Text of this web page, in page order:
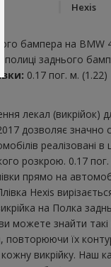
Hexis
бампера на BMW
полиці заднього
0.17 пог. м. (1.22)
лекал (викрійок)
дозволяє значно
реалізовані
розкрою. 0.17 пог.
прямо на
Hexis
на Полка
можете знайти такі
повторюючи їх
викрійку. Наш